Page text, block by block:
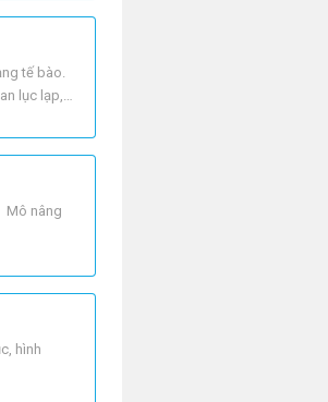
tế bào.
lục lạp,
Mô nâng
hình